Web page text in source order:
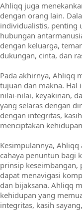
Ahliqq juga
dengan orang lain.
individualistis, penting
hubungan
dengan keluarga,
dukungan, cinta, dan
Pada akhirnya, Ahliqq
tujuan dan makna.
nilai-nilai, keyakinan,
yang selaras dengan
dengan integritas,
menciptakan
Kesimpulannya,
cahaya penuntun bagi
prinsip keseimbangan,
dapat menavigasi
dan bijaksana. Ahliqq
kehidupan yang
integritas, kasih